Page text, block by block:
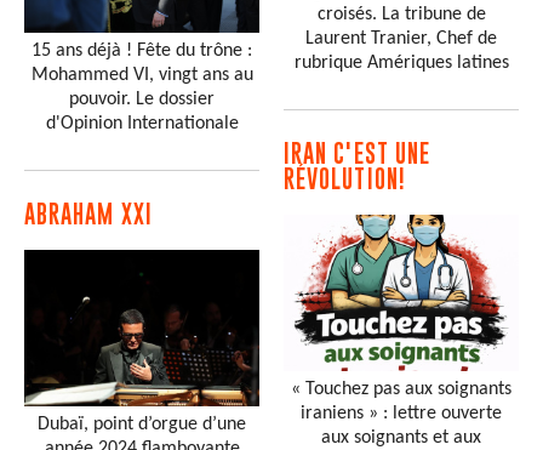
15 ans déjà ! Fête du trône :
Mohammed VI, vingt ans au
pouvoir. Le dossier
d'Opinion Internationale
ABRAHAM XXI
Dubaï, point d’orgue d’une
croisés. La tribune de
Laurent Tranier, Chef de
rubrique Amériques latines
IRAN C'EST UNE
RÉVOLUTION!
« Touchez pas aux soignants
iraniens » : lettre ouverte
aux soignants et aux